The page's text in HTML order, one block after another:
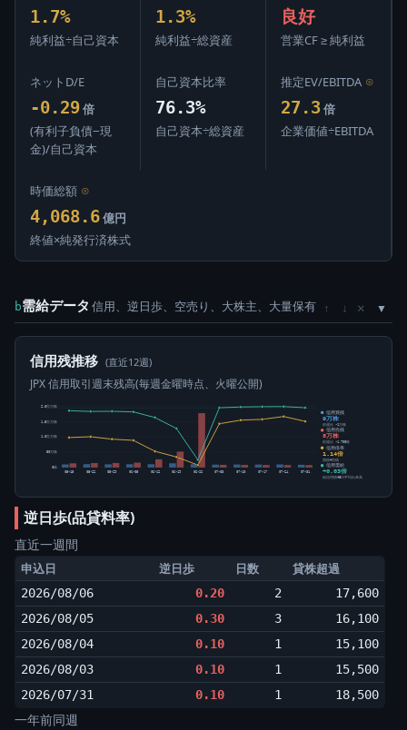
1.7%
純利益÷自己資本
1.3%
純利益÷総資産
良好
営業CF ≥ 純利益
ネットD/E
-0.29 倍
(有利子負債−現
金)/自己資本
自己資本比率
76.3%
自己資本÷総資産
推定EV/EBITDA ⊙
27.3 倍
企業価値÷EBITDA
時価総額 ⊙
4,068.6 億円
終値×純発行済株式
b需給データ 信用、逆日歩、空売り、大株主、大量保有 ↑ ↓ ×
信用残推移 (直近12週)
JPX 信用取引週末残高(毎週金曜時点、火曜公開)
0株
50万株
1.0百万株
1.5百万株
2.0百万株
05-15 05-22 05-29 06-05 06-12 06-19 06-26 07-03 07-10 07-17 07-24 07-31
信用買残
9万株
前週比 -1万株
信用売残
8万株
前週比 -1,700株
信用倍率
1.14倍
買残÷売残
信用需給
+0.03倍
純信用残÷5日平均出来高
逆日歩(品貸料率)
直近一週間
申込日 逆日歩 日数 貸株超過
2026/08/06 0.20 2
17,600
2026/08/05
0.30 3
16,100
2026/08/04
0.10 1
15,100
2026/08/03
0.10 1
15,500
2026/07/31
0.10 1 18,500
一年前同週